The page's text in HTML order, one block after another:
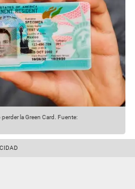
la Green Card. Fuente: